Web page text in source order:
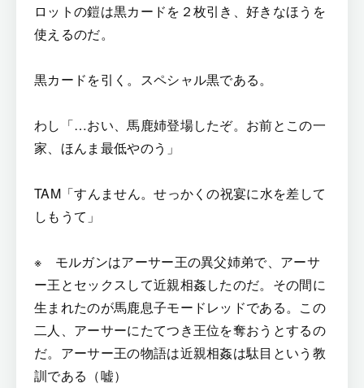
ロットの鎧は黒カードを２枚引き、好きなほうを
使えるのだ。
黒カードを引く。スペシャル黒である。
わし「…おい、馬鹿姉登場したぞ。お前とこの一
家、ほんま最低やのう」
TAM「すんません。せっかくの祝宴に水を差して
しもうて」
※ モルガンはアーサー王の異父姉弟で、アーサ
ー王とセックスして近親相姦したのだ。その間に
生まれたのが馬鹿息子モードレッドである。この
二人、アーサーにたてつき王位を奪おうとするの
だ。アーサー王の物語は近親相姦は駄目という教
訓である（嘘）